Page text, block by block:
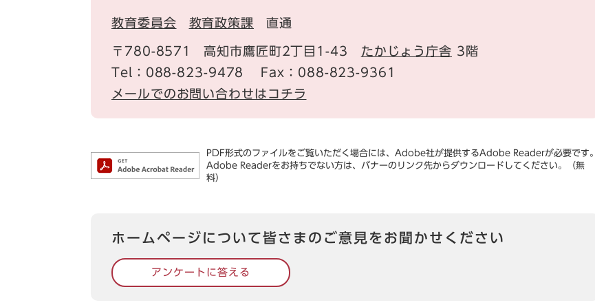
教育委員会 教育政策課 直通
〒780-8571 高知市鷹匠町2丁目1-43 たかじょう庁舎 3階
Tel：088-823-9478
Fax：088-823-9361
メールでのお問い合わせはコチラ
PDF形式のファイルをご覧いただく場合には、Adobe社が提供するAdobe Readerが必要です。
Adobe Readerをお持ちでない方は、バナーのリンク先からダウンロードしてください。（無
料）
ホームページについて皆さまのご意見をお聞かせください
アンケートに答える